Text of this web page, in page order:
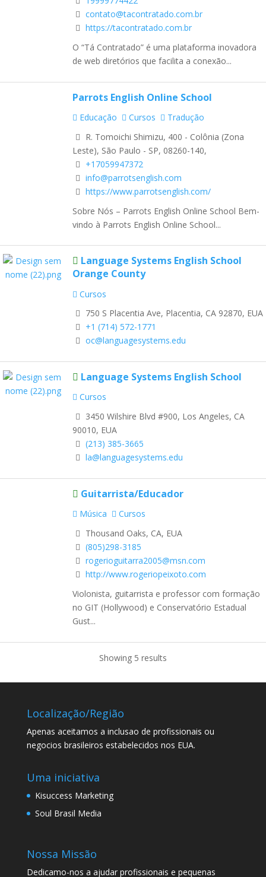
contato@tacontratado.com.br
https://tacontratado.com.br
O “Tá Contratado” é uma plataforma inovadora
de web diretórios que facilita a conexão...
Parrots English Online School
Educação Cursos
Tradução
R. Tomoichi Shimizu, 400 - Colônia (Zona
Leste), São Paulo - SP, 08260-140,
+17059947372
info@parrotsenglish.com
https://www.parrotsenglish.com/
Sobre Nós – Parrots English Online School Bem-
vindo à Parrots English Online School...
Language Systems English School
Orange County
Cursos
750 S Placentia Ave, Placentia, CA 92870, EUA
+1 (714) 572-1771
oc@languagesystems.edu
Language Systems English School
Cursos
3450 Wilshire Blvd #900, Los Angeles, CA
90010, EUA
(213) 385-3665
la@languagesystems.edu
Guitarrista/Educador
Música
Cursos
Thousand Oaks, CA, EUA
(805)298-3185
rogerioguitarra2005@msn.com
http://www.rogeriopeixoto.com
Violonista, guitarrista e professor com formação
no GIT (Hollywood) e Conservatório Estadual
Gust...
Showing 5 results
Localização/Região
Apenas aceitamos a inclusao de profissionais ou
negocios brasileiros estabelecidos nos EUA.
Uma iniciativa
Kisuccess Marketing
Soul Brasil Media
Nossa Missão
Dedicamo-nos a ajudar profissionais e pequenas